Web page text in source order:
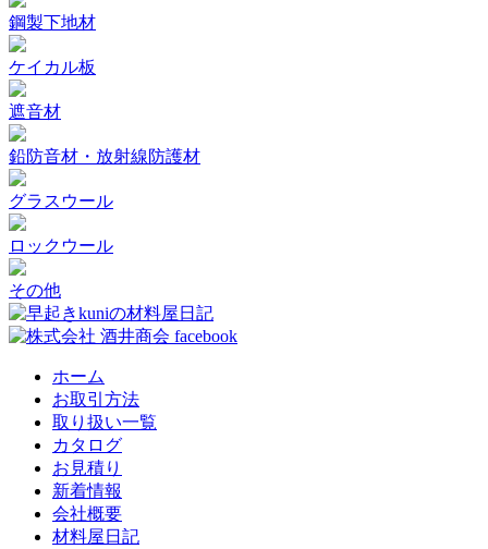
鋼製下地材
ケイカル板
遮音材
鉛防音材・放射線防護材
グラスウール
ロックウール
その他
ホーム
お取引方法
取り扱い一覧
カタログ
お見積り
新着情報
会社概要
材料屋日記